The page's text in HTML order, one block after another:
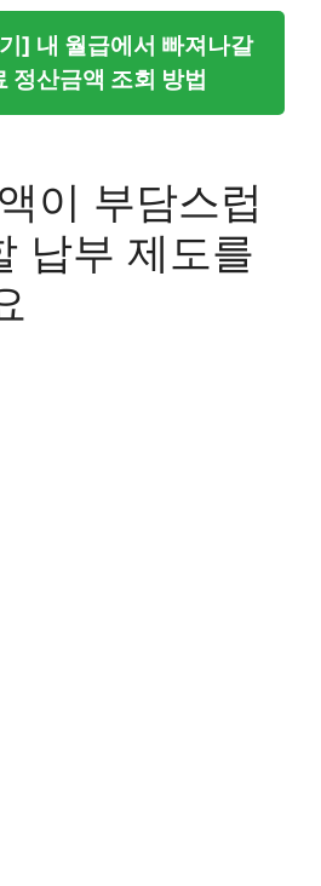
] 내 월급에서 빠져나갈
정산금액 조회 방법
이 부담스럽
납부 제도를